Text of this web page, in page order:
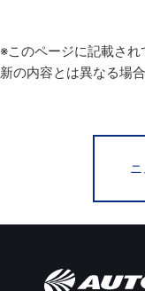
※このページに記載さ
新の内容とは異なる場